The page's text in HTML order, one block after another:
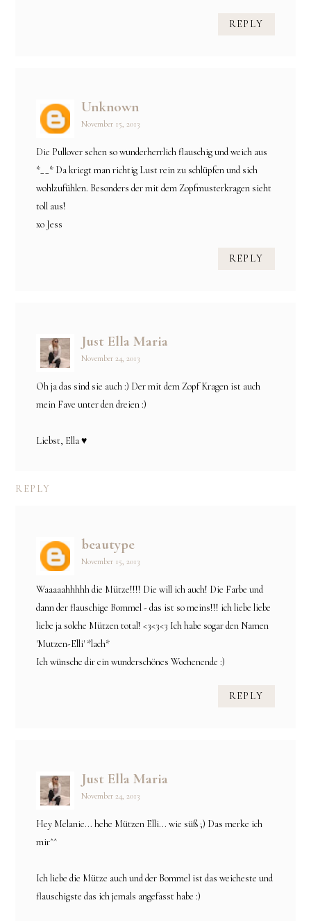
REPLY
Unknown
November 15, 2013
Die Pullover sehen so wunderherrlich flauschig und weich aus
*__* Da kriegt man richtig Lust rein zu schlüpfen und sich
wohlzufühlen. Besonders der mit dem Zopfmusterkragen sieht
toll aus!
xo Jess
REPLY
Just Ella Maria
November 24, 2013
Oh ja das sind sie auch :) Der mit dem Zopf Kragen ist auch
mein Fave unter den dreien :)
Liebst, Ella ♥
REPLY
beautype
November 15, 2013
Waaaaahhhhh die Mütze!!!! Die will ich auch! Die Farbe und
dann der flauschige Bommel - das ist so meins!!! ich liebe liebe
liebe ja solche Mützen total! <3<3<3 Ich habe sogar den Namen
'Mutzen-Elli' *lach*
Ich wünsche dir ein wunderschönes Wochenende :)
REPLY
Just Ella Maria
November 24, 2013
Hey Melanie... hehe Mützen Elli... wie süß ;) Das merke ich
mir^^
Ich liebe die Mütze auch und der Bommel ist das weicheste und
flauschigste das ich jemals angefasst habe :)